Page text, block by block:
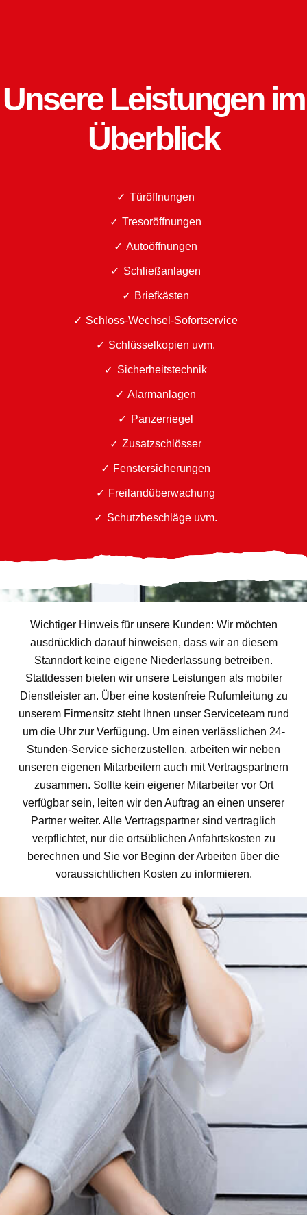
Unsere Leistungen im
Überblick
Türöffnungen
Tresoröffnungen
Autoöffnungen
Schließanlagen
Briefkästen
Schloss-Wechsel-Sofortservice
Schlüsselkopien uvm.
Sicherheitstechnik
Alarmanlagen
Panzerriegel
Zusatzschlösser
Fenstersicherungen
Freilandüberwachung
Schutzbeschläge uvm.
Wichtiger Hinweis für unsere Kunden: Wir möchten
ausdrücklich darauf hinweisen, dass wir an diesem
Stanndort keine eigene Niederlassung betreiben.
Stattdessen bieten wir unsere Leistungen als mobiler
Dienstleister an. Über eine kostenfreie Rufumleitung zu
unserem Firmensitz steht Ihnen unser Serviceteam rund
um die Uhr zur Verfügung. Um einen verlässlichen 24-
Stunden-Service sicherzustellen, arbeiten wir neben
unseren eigenen Mitarbeitern auch mit Vertragspartnern
zusammen. Sollte kein eigener Mitarbeiter vor Ort
verfügbar sein, leiten wir den Auftrag an einen unserer
Partner weiter. Alle Vertragspartner sind vertraglich
verpflichtet, nur die ortsüblichen Anfahrtskosten zu
berechnen und Sie vor Beginn der Arbeiten über die
voraussichtlichen Kosten zu informieren.